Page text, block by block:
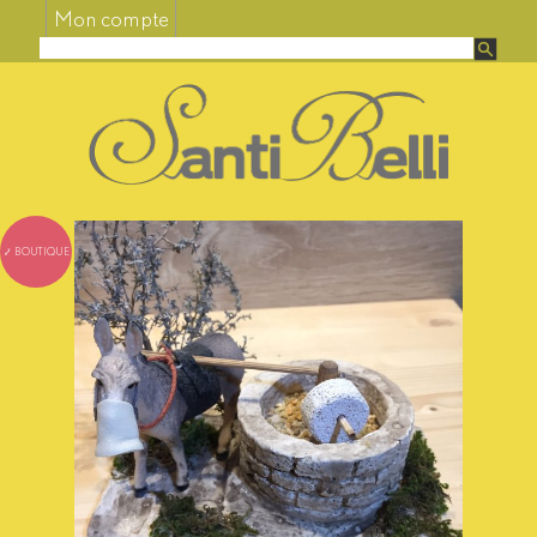
Mon compte
⤦ BOUTIQUE